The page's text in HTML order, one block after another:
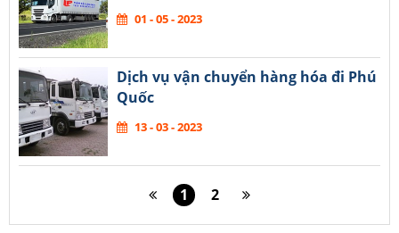
01 - 05 - 2023
Dịch vụ vận chuyển hàng hóa đi Phú
Quốc
13 - 03 - 2023
1 2